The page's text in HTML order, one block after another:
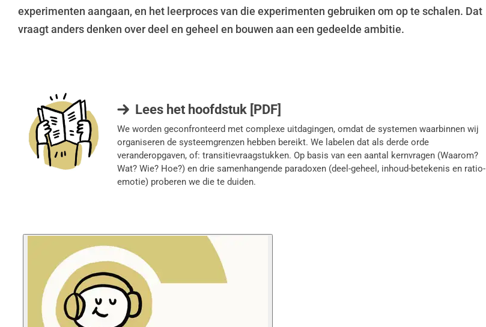
experimenten aangaan, en het leerproces van die experimenten gebruiken om op te schalen. Dat
vraagt anders denken over deel en geheel en bouwen aan een gedeelde ambitie.
Lees het hoofdstuk [PDF]
We worden geconfronteerd met complexe uitdagingen, omdat de systemen waarbinnen wij
organiseren de systeemgrenzen hebben bereikt. We labelen dat als derde orde
veranderopgaven, of: transitievraagstukken. Op basis van een aantal kernvragen (Waarom?
Wat? Wie? Hoe?) en drie samenhangende paradoxen (deel-geheel, inhoud-betekenis en ratio-
emotie) proberen we die te duiden.